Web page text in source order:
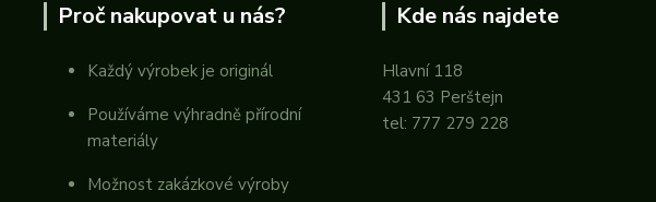
Proč nakupovat u nás?
Každý výrobek je originál
Používáme výhradně přírodní
materiály
Možnost zakázkové výroby
Kde nás najdete
Hlavní 118
431 63 Perštejn
tel: 777 279 228